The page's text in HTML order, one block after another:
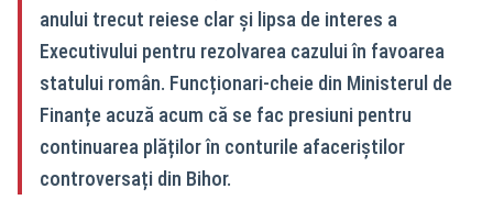
anului trecut reiese clar și lipsa de interes a
Executivului pentru rezolvarea cazului în favoarea
statului român. Funcționari-cheie din Ministerul de
Finanțe acuză acum că se fac presiuni pentru
continuarea plăților în conturile afaceriștilor
controversați din Bihor.